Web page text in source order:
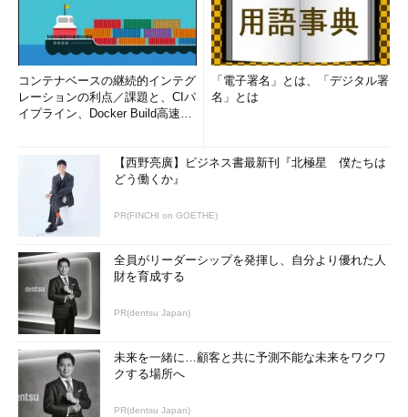
コンテナベースの継続的インテグ
レーションの利点／課題と、CIパ
イプライン、Docker Build高速化
「電子署名」とは、「デジタル署
名」とは
【西野亮廣】ビジネス書最新刊『北極星 僕たちは
どう働くか』
PR(FINCHI on GOETHE)
全員がリーダーシップを発揮し、自分より優れた人
財を育成する
PR(dentsu Japan)
未来を一緒に…顧客と共に予測不能な未来をワクワ
クする場所へ
PR(dentsu Japan)